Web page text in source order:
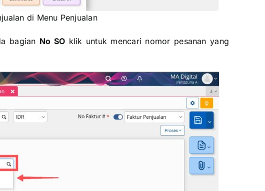
di Menu Penjualan
bagian No SO klik untuk mencari nomor pesanan yang